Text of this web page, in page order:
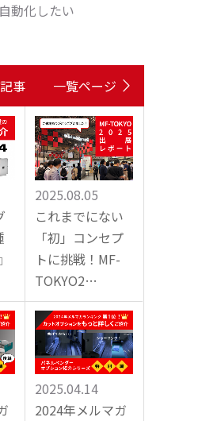
動化したい
事 一覧ページ
2025.08.05
これまでにない
「初」コンセプ
トに挑戦！MF-
TOKYO2…
2025.04.14
2024年メルマガ